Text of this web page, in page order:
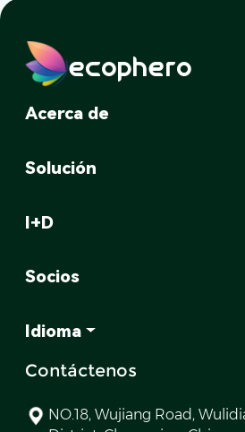
ecophero
Acerca de
Solución
I+D
Socios
Idioma
Contáctenos
NO.18, Wujiang Road,